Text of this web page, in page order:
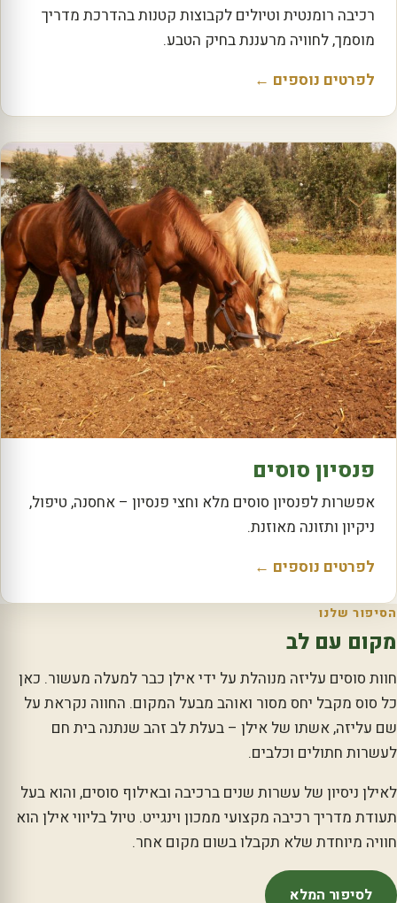
רכיבה רומנטית וטיולים לקבוצות קטנות בהדרכת מדריך
מוסמך, לחוויה מרעננת בחיק הטבע.
לפרטים נוספים ←
פנסיון סוסים
אפשרות לפנסיון סוסים מלא וחצי פנסיון – אחסנה, טיפול,
ניקיון ותזונה מאוזנת.
לפרטים נוספים ←
הסיפור שלנו
מקום עם לב
חוות סוסים עליזה מנוהלת על ידי אילן כבר למעלה מעשור. כאן
כל סוס מקבל יחס מסור ואוהב מבעל המקום. החווה נקראת על
שם עליזה, אשתו של אילן – בעלת לב זהב שנתנה בית חם
לעשרות חתולים וכלבים.
לאילן ניסיון של עשרות שנים ברכיבה ובאילוף סוסים, והוא בעל
תעודת מדריך רכיבה מקצועי ממכון וינגייט. טיול בליווי אילן הוא
חוויה מיוחדת שלא תקבלו בשום מקום אחר.
לסיפור המלא